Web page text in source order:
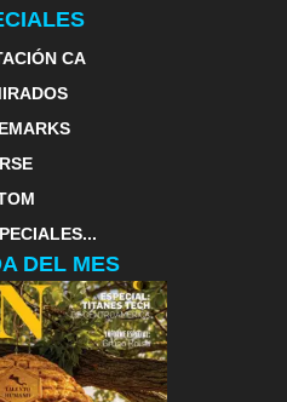
CA
RSE
DEL MES